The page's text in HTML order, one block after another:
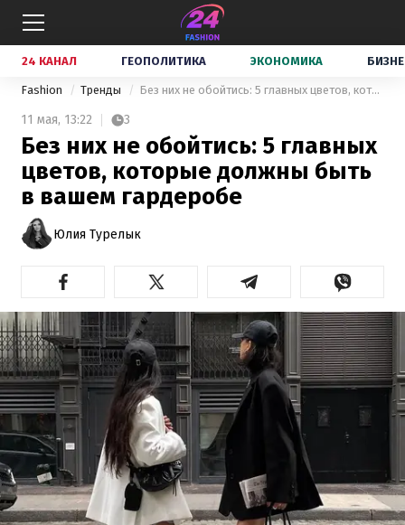
24 КАНАЛ ГЕОПОЛИТИКА ЭКОНОМИКА
Fashion Тренды Без них не обойтись: 5 главных цветов, которые должны быть в вашем гардеробе
11 мая, 13:22 3
Без них не обойтись: 5 главных
цветов, которые должны быть
в вашем гардеробе
Юлия Турелык